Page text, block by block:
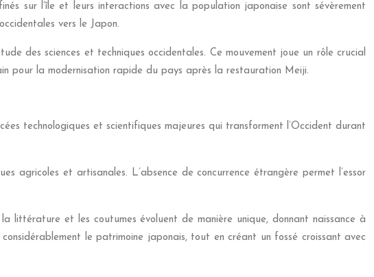
sur l’île et leurs interactions avec la population japonaise sont sévèrement
vers le Japon.
des sciences et techniques occidentales. Ce mouvement joue un rôle crucial
pour la modernisation rapide du pays après la restauration Meiji.
technologiques et scientifiques majeures qui transforment l’Occident durant
agricoles et artisanales. L’absence de concurrence étrangère permet l’essor
littérature et les coutumes évoluent de manière unique, donnant naissance à
le patrimoine japonais, tout en créant un fossé croissant avec